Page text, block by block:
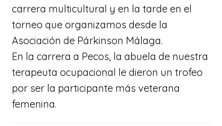
carrera multicultural y en la tarde en el
torneo que organizamos desde la
Asociación de Párkinson Málaga.
En la carrera a Pecos, la abuela de nuestra
terapeuta ocupacional le dieron un trofeo
por ser la participante más veterana
femenina.